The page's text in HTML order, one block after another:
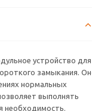
устройство для
замыкания.
нормальных
выполнять
необходимость.